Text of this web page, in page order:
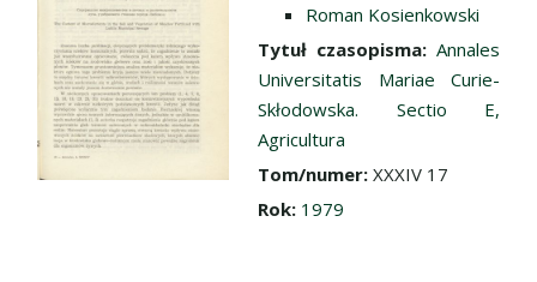
Roman Kosienkowski
Tytuł czasopisma: Annales
Universitatis Mariae Curie-
Skłodowska. Sectio E,
Agricultura
Tom/numer: XXXIV 17
Rok: 1979